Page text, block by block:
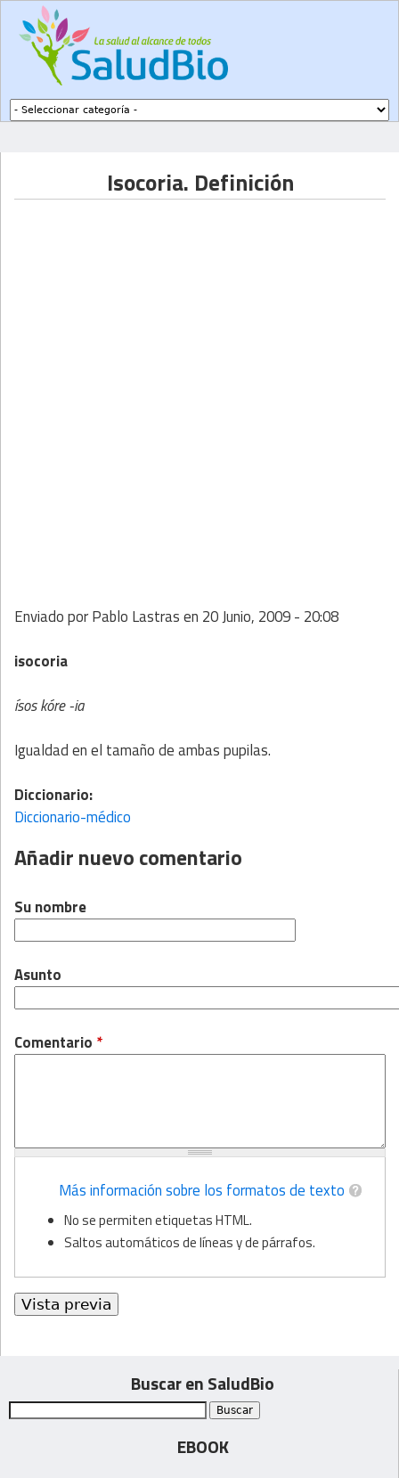
Isocoria. Definición
Enviado porPablo Lastrasen 20 Junio, 2009 - 20:08
isocoria
ísos kóre -ia
Igualdad en el tamaño de ambas pupilas.
Diccionario:
Diccionario-médico
Añadir nuevo comentario
Su nombre
Asunto
Comentario *
Más información sobre los formatos de texto
No se permiten etiquetas HTML.
Saltos automáticos de líneas y de párrafos.
Buscar en SaludBio
EBOOK